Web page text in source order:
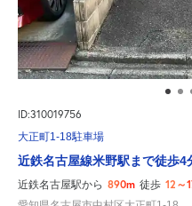
ID:310019756
大正町1-18駐車場
近鉄名古屋線米野駅まで徒歩4
近鉄名古屋駅から 890m 徒歩 12～